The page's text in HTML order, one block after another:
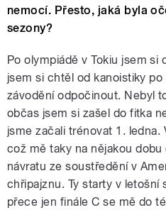
nemocí. Přesto, jaká byla
sezony?
Po olympiádě v Tokiu jsem si
jsem si chtěl od kanoistiky
závodění odpočinout. Nebyl
občas jsem si zašel do fitka
jsme začali trénovat 1.
což mě taky na nějakou
návratu ze soustředění v
chřipajznu. Ty starty v letošní
přece jen finále C se mě do